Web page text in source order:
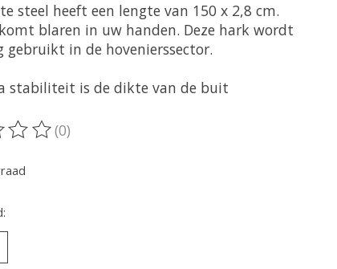
steel heeft een lengte van 150 x 2,8 cm.
blaren in uw handen. Deze hark wordt
gebruikt in de hovenierssector.
stabiliteit is de dikte van de buit
van dit product is
(0)